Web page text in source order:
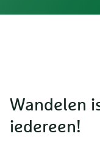
Wandelen
iedereen!